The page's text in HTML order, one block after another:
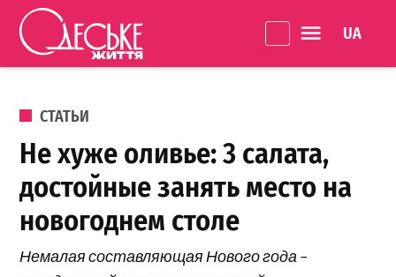
Перейти к содержанию
життя
ОПУБЛИКОВАНО В
СТАТЬИ
Не хуже оливье: 3 салата,
достойные занять место на
новогоднем столе
Немалая составляющая Нового года –